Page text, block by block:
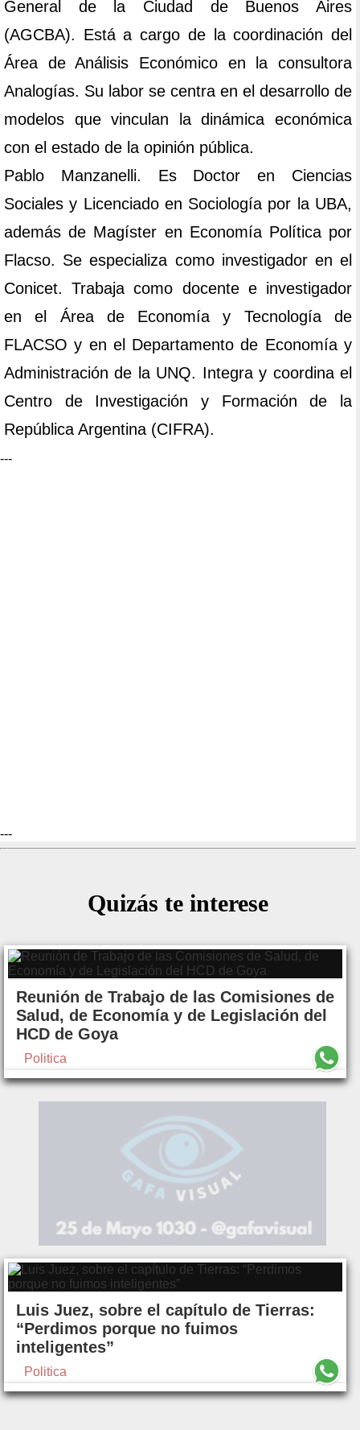
General de la Ciudad de Buenos Aires
(AGCBA). Está a cargo de la coordinación del
Área de Análisis Económico en la consultora
Analogías. Su labor se centra en el desarrollo de
modelos que vinculan la dinámica económica
con el estado de la opinión pública.
Pablo Manzanelli. Es Doctor en Ciencias
Sociales y Licenciado en Sociología por la UBA,
además de Magíster en Economía Política por
Flacso. Se especializa como investigador en el
Conicet. Trabaja como docente e investigador
en el Área de Economía y Tecnología de
FLACSO y en el Departamento de Economía y
Administración de la UNQ. Integra y coordina el
Centro de Investigación y Formación de la
República Argentina (CIFRA).
---
---
Quizás te interese
Reunión de Trabajo de las Comisiones de
Salud, de Economía y de Legislación del
HCD de Goya
Politica
Luis Juez, sobre el capítulo de Tierras:
“Perdimos porque no fuimos
inteligentes”
Politica